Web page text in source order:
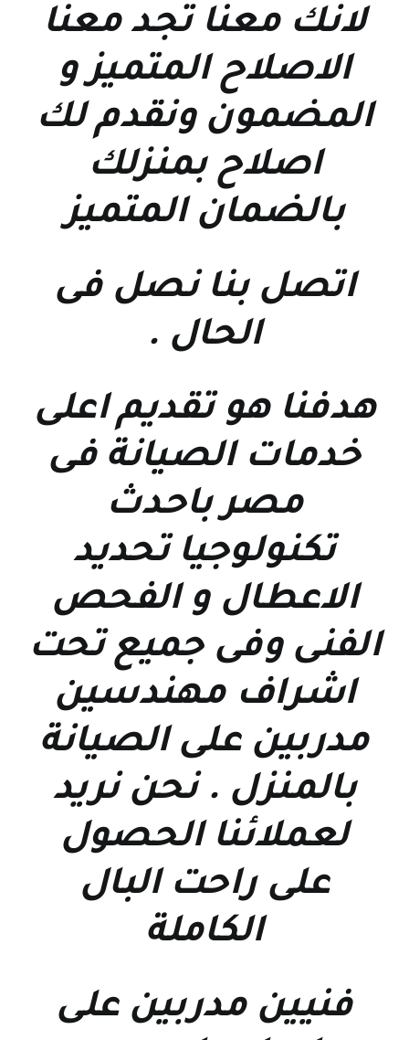
لانك معنا تجد معنا
الاصلاح المتميز و
المضمون ونقدم لك
اصلاح بمنزلك
بالضمان المتميز
اتصل بنا نصل فى
الحال .
هدفنا هو تقديم اعلى
خدمات الصيانة فى
مصر باحدث
تكنولوجيا تحديد
الاعطال و الفحص
الفنى وفى جميع تحت
اشراف مهندسين
مدربين على الصيانة
بالمنزل . نحن نريد
لعملائنا الحصول
على راحت البال
الكاملة
فنيين مدربين على